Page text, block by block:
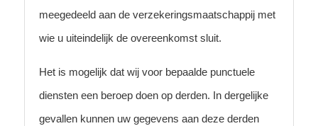
meegedeeld aan de verzekeringsmaatschappij met
wie u uiteindelijk de overeenkomst sluit.
Het is mogelijk dat wij voor bepaalde punctuele
diensten een beroep doen op derden. In dergelijke
gevallen kunnen uw gegevens aan deze derden